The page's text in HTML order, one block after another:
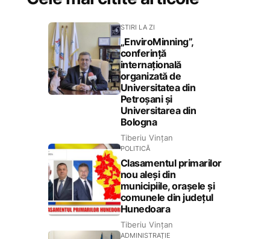
STIRI LA ZI
„EnviroMinning”,
conferință
internațională
organizată de
Universitatea din
Petroșani și
Universitarea din
Bologna
Tiberiu Vințan
POLITICĂ
Clasamentul primarilor
nou aleși din
municipiile, orașele și
comunele din județul
Hunedoara
Tiberiu Vințan
ADMINISTRAȚIE